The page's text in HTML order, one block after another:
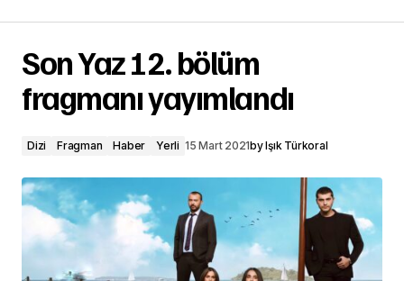
Son Yaz 12. bölüm
fragmanı yayımlandı
Dizi Fragman Haber Yerli 15 Mart 2021byIşık Türkoral